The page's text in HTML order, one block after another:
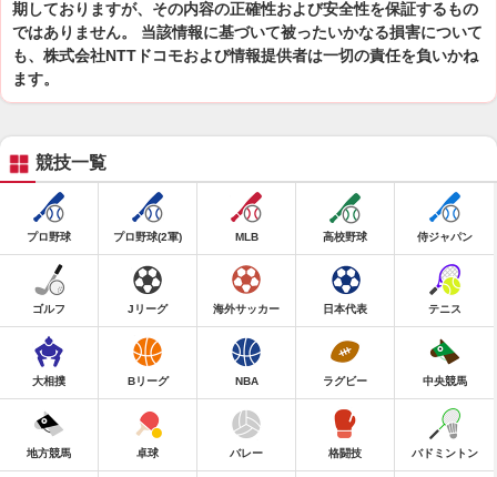
期しておりますが、その内容の正確性および安全性を保証するもの
ではありません。 当該情報に基づいて被ったいかなる損害について
も、株式会社NTTドコモおよび情報提供者は一切の責任を負いかね
ます。
競技一覧
プロ野球 プロ野球(2軍) MLB 高校野球 侍ジャパン
ゴルフ Jリーグ 海外サッカー 日本代表 テニス
大相撲 Bリーグ NBA ラグビー 中央競馬
地方競馬 卓球 バレー 格闘技 バドミントン